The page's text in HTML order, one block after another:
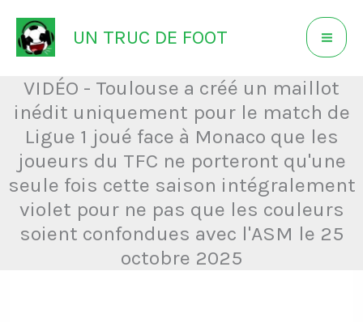
Aller
au
contenu
UN TRUC DE FOOT
VIDÉO - Toulouse a créé un maillot
inédit uniquement pour le match de
Ligue 1 joué face à Monaco que les
joueurs du TFC ne porteront qu'une
seule fois cette saison intégralement
violet pour ne pas que les couleurs
soient confondues avec l'ASM le 25
octobre 2025